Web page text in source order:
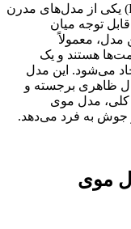
مدل موی دیسکانکت (Disconnected Haircut) یکی از مدل‌های مدرن
توجه میان
معمولاً
هستند و یک
می‌شود. این مدل
ظاهری برجسته و
کلی، مدل موی
جوش به فرد می‌دهد.
موی